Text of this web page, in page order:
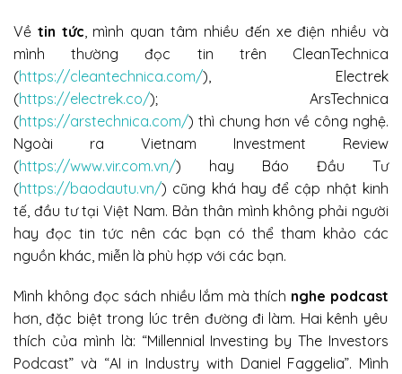
Về tin tức , mình quan tâm nhiều đến xe điện nhiều và
mình thường đọc tin trên CleanTechnica
(https://cleantechnica.com/), Electrek
(https://electrek.co/); ArsTechnica
(https://arstechnica.com/) thì chung hơn về công nghệ.
Ngoài ra Vietnam Investment Review
(https://www.vir.com.vn/) hay Báo Đầu Tư
(https://baodautu.vn/) cũng khá hay để cập nhật kinh
tế, đầu tư tại Việt Nam. Bản thân mình không phải người
hay đọc tin tức nên các bạn có thể tham khảo các
nguồn khác, miễn là phù hợp với các bạn.
Mình không đọc sách nhiều lắm mà thích nghe podcast
hơn, đặc biệt trong lúc trên đường đi làm. Hai kênh yêu
thích của mình là: “Millennial Investing by The Investors
Podcast” và “AI in Industry with Daniel Faggelia”. Mình